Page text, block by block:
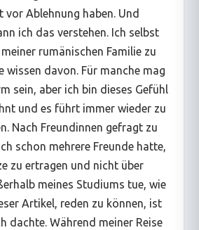
vor Ablehnung haben. Und
ich das verstehen. Ich selbst
rumänischen Familie zu
wissen davon. Für manche mag
sein, aber ich bin dieses Gefühl
und es führt immer wieder zu
Nach Freundinnen gefragt zu
schon mehrere Freunde hatte,
zu ertragen und nicht über
meines Studiums tue, wie
Artikel, reden zu können, ist
dachte. Während meiner Reise